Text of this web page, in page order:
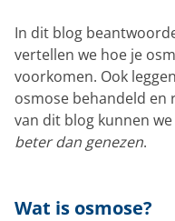
In dit blog
vertellen we hoe je
voorkomen. Ook
osmose behandeld en
van dit blog kunnen
beter dan genezen.
Wat is osmose?